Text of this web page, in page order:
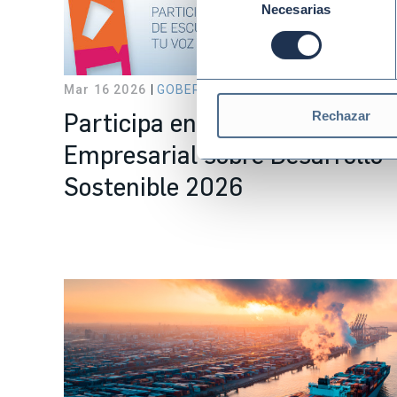
consentimiento
Necesarias
Rechazar
Mar 16 2026 GOBERNANZA Y ANTICORRUPCIÓN
Participa en la V Consulta
Empresarial sobre Desarrollo
Sostenible 2026